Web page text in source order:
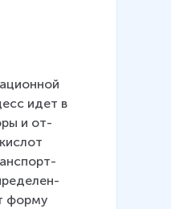
идет в
и от­
форму